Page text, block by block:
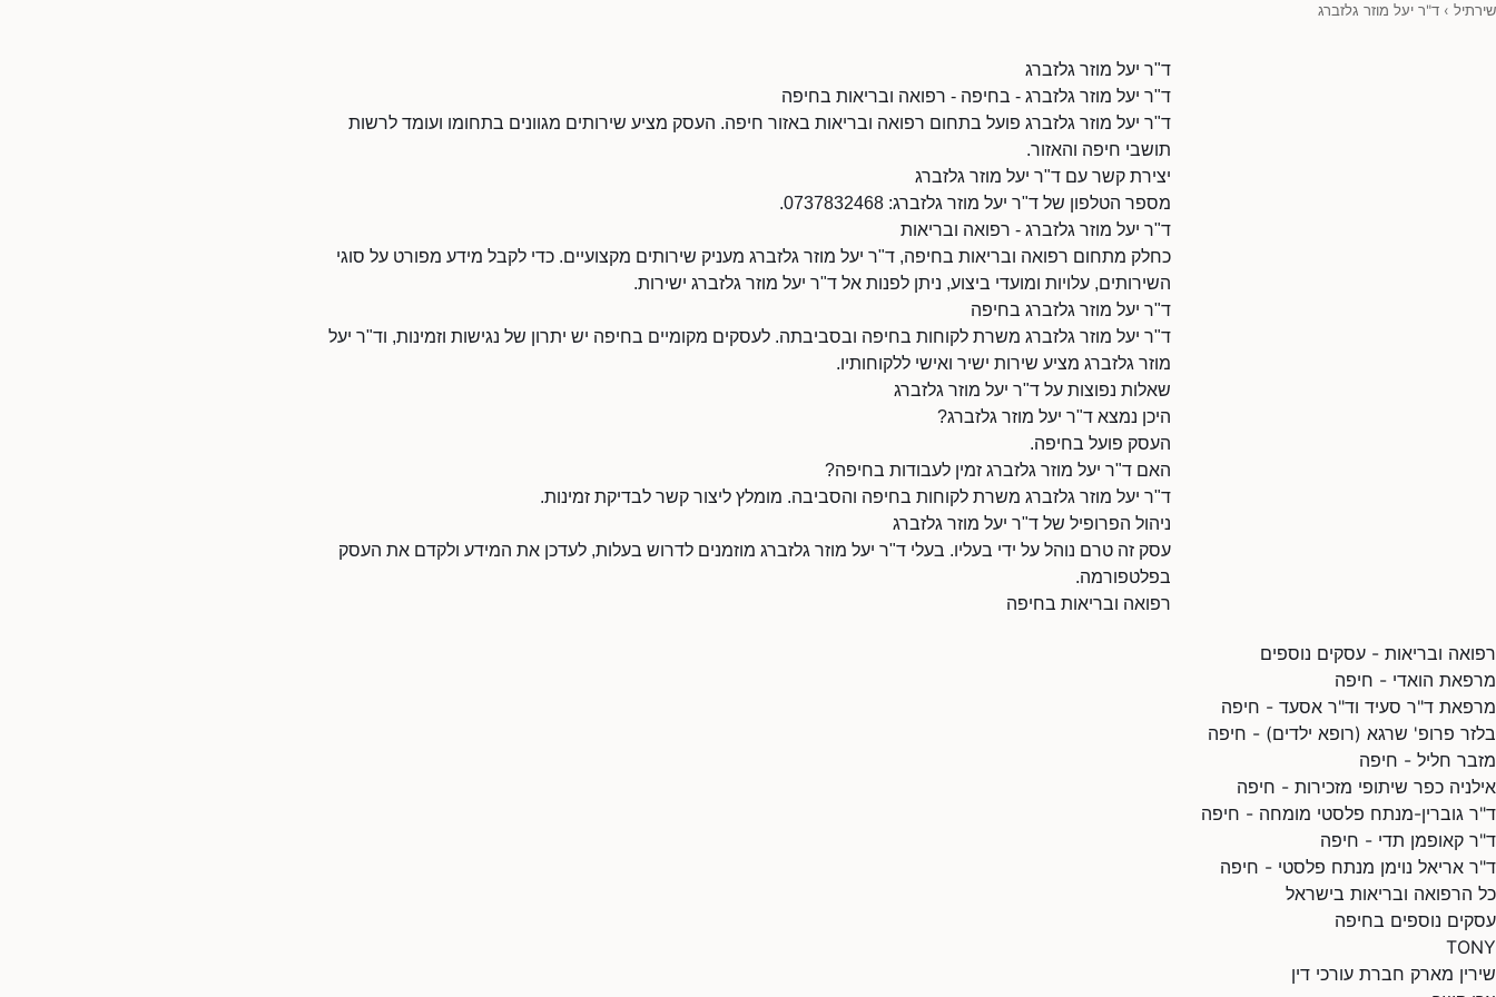
שירתיל › ד"ר יעל מוזר גלזברג
ד"ר יעל מוזר גלזברג
ד"ר יעל מוזר גלזברג - בחיפה - רפואה ובריאות בחיפה
ד"ר יעל מוזר גלזברג פועל בתחום רפואה ובריאות באזור חיפה. העסק מציע שירותים מגוונים בתחומו ועומד לרשות
תושבי חיפה והאזור.
יצירת קשר עם ד"ר יעל מוזר גלזברג
מספר הטלפון של ד"ר יעל מוזר גלזברג: 0737832468.
ד"ר יעל מוזר גלזברג - רפואה ובריאות
כחלק מתחום רפואה ובריאות בחיפה, ד"ר יעל מוזר גלזברג מעניק שירותים מקצועיים. כדי לקבל מידע מפורט על סוגי
השירותים, עלויות ומועדי ביצוע, ניתן לפנות אל ד"ר יעל מוזר גלזברג ישירות.
ד"ר יעל מוזר גלזברג בחיפה
ד"ר יעל מוזר גלזברג משרת לקוחות בחיפה ובסביבתה. לעסקים מקומיים בחיפה יש יתרון של נגישות וזמינות, וד"ר יעל
מוזר גלזברג מציע שירות ישיר ואישי ללקוחותיו.
שאלות נפוצות על ד"ר יעל מוזר גלזברג
היכן נמצא ד"ר יעל מוזר גלזברג?
העסק פועל בחיפה.
האם ד"ר יעל מוזר גלזברג זמין לעבודות בחיפה?
ד"ר יעל מוזר גלזברג משרת לקוחות בחיפה והסביבה. מומלץ ליצור קשר לבדיקת זמינות.
ניהול הפרופיל של ד"ר יעל מוזר גלזברג
עסק זה טרם נוהל על ידי בעליו. בעלי ד"ר יעל מוזר גלזברג מוזמנים לדרוש בעלות, לעדכן את המידע ולקדם את העסק
בפלטפורמה.
רפואה ובריאות בחיפה
רפואה ובריאות - עסקים נוספים
מרפאת הואדי - חיפה
מרפאת ד"ר סעיד וד"ר אסעד - חיפה
בלזר פרופ' שרגא (רופא ילדים) - חיפה
מזבר חליל - חיפה
אילניה כפר שיתופי מזכירות - חיפה
ד"ר גוברין-מנתח פלסטי מומחה - חיפה
ד"ר קאופמן תדי - חיפה
ד"ר אריאל נוימן מנתח פלסטי - חיפה
כל הרפואה ובריאות בישראל
עסקים נוספים בחיפה
TONY
שירין מארק חברת עורכי דין